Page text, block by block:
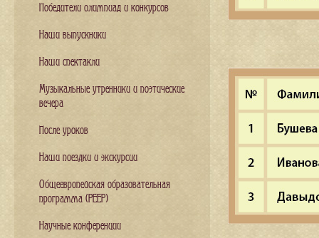
Победители олимпиад и конкурсов
Наши выпускники
Наши спектакли
Музыкальные утренники и поэтические
вечера
После уроков
Наши поездки и экскурсии
Общеевропейская образовательная
программа (PEEP)
Научные конференции